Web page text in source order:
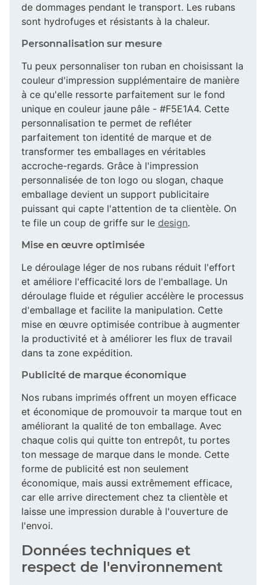
de dommages pendant le transport. Les rubans
sont hydrofuges et résistants à la chaleur.
Personnalisation sur mesure
Tu peux personnaliser ton ruban en choisissant la
couleur d'impression supplémentaire de manière
à ce qu'elle ressorte parfaitement sur le fond
unique en couleur jaune pâle - #F5E1A4. Cette
personnalisation te permet de refléter
parfaitement ton identité de marque et de
transformer tes emballages en véritables
accroche-regards. Grâce à l'impression
personnalisée de ton logo ou slogan, chaque
emballage devient un support publicitaire
puissant qui capte l'attention de ta clientèle. On
te file un coup de griffe sur le design.
Mise en œuvre optimisée
Le déroulage léger de nos rubans réduit l'effort
et améliore l'efficacité lors de l'emballage. Un
déroulage fluide et régulier accélère le processus
d'emballage et facilite la manipulation. Cette
mise en œuvre optimisée contribue à augmenter
la productivité et à améliorer les flux de travail
dans ta zone expédition.
Publicité de marque économique
Nos rubans imprimés offrent un moyen efficace
et économique de promouvoir ta marque tout en
améliorant la qualité de ton emballage. Avec
chaque colis qui quitte ton entrepôt, tu portes
ton message de marque dans le monde. Cette
forme de publicité est non seulement
économique, mais aussi extrêmement efficace,
car elle arrive directement chez ta clientèle et
laisse une impression durable à l'ouverture de
l'envoi.
Données techniques et
respect de l'environnement